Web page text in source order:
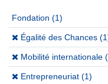
Fondation (1)
(x)
Égalité des Chances
(x)
Mobilité internationale
(x)
Entrepreneuriat (1)